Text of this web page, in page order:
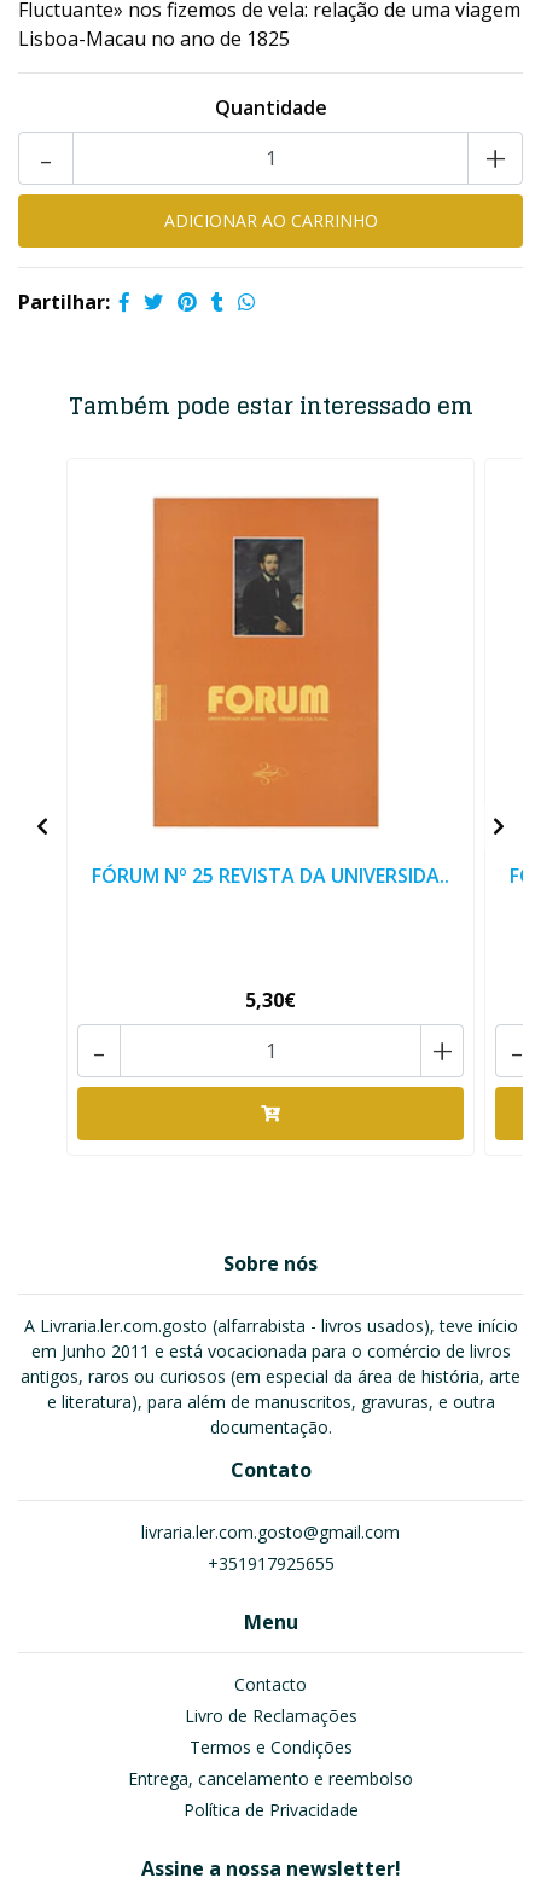
Fluctuante» nos fizemos de vela: relação de uma viagem
Lisboa-Macau no ano de 1825
Quantidade
+
-
Partilhar:
Também pode estar interessado em
FÓRUM Nº 25 REVISTA DA UNIVERSIDA..
5,30€
+
- -
Sobre nós
A Livraria.ler.com.gosto (alfarrabista - livros usados), teve início
em Junho 2011 e está vocacionada para o comércio de livros
antigos, raros ou curiosos (em especial da área de história, arte
e literatura), para além de manuscritos, gravuras, e outra
documentação.
Contato
livraria.ler.com.gosto@gmail.com
+351917925655
Menu
Contacto
Livro de Reclamações
Termos e Condições
Entrega, cancelamento e reembolso
Política de Privacidade
Assine a nossa newsletter!